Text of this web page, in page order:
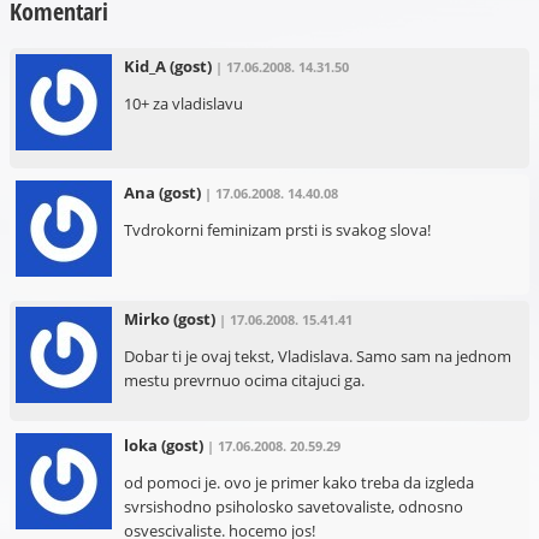
Komentari
Kid_A(gost) | 17.06.2008. 14.31.50
10+ za vladislavu
Ana (gost) | 17.06.2008. 14.40.08
Tvdrokorni feminizam prsti is svakog slova!
Mirko(gost) | 17.06.2008. 15.41.41
Dobar ti je ovaj tekst, Vladislava. Samo sam na jednom
mestu prevrnuo ocima citajuci ga.
loka (gost) | 17.06.2008. 20.59.29
od pomoci je. ovo je primer kako treba da izgleda
svrsishodno psiholosko savetovaliste, odnosno
osvescivaliste. hocemo jos!